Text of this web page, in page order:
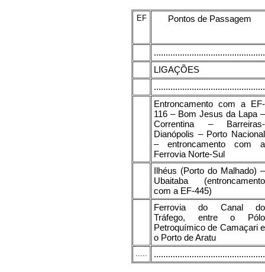
EF Pontos de Passagem
...............................................
LIGAÇÕES
...............................................
Entroncamento com a EF-
116 – Bom Jesus da Lapa –
Correntina – Barreiras-
Dianópolis – Porto Nacional
– entroncamento com a
Ferrovia Norte-Sul
Ilhéus (Porto do Malhado) –
Ubaitaba (entroncamento
com a EF-445)
Ferrovia do Canal do
Tráfego, entre o Pólo
Petroquímico de Camaçari e
o Porto de Aratu
..... ...............................................